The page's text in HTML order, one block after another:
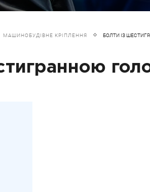
МАШИНОБУДІВНЕ КРІПЛЕННЯ БОЛТИ ІЗ